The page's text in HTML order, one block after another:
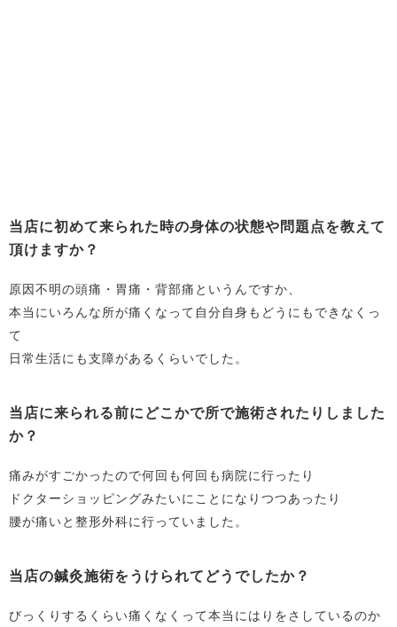
当店に初めて来られた時の身体の状態や問題点を教えて
頂けますか？
原因不明の頭痛・胃痛・背部痛というんですか、
本当にいろんな所が痛くなって自分自身もどうにもできなくっ
て
日常生活にも支障があるくらいでした。
当店に来られる前にどこかで所で施術されたりしました
か？
痛みがすごかったので何回も何回も病院に行ったり
ドクターショッピングみたいにことになりつつあったり
腰が痛いと整形外科に行っていました。
当店の鍼灸施術をうけられてどうでしたか？
びっくりするくらい痛くなくって本当にはりをさしているのか